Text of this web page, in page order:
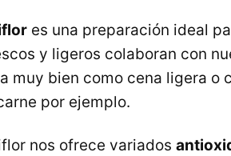
es una preparación ideal
y ligeros colaboran con
muy bien como cena ligera o
por ejemplo.
nos ofrece variados